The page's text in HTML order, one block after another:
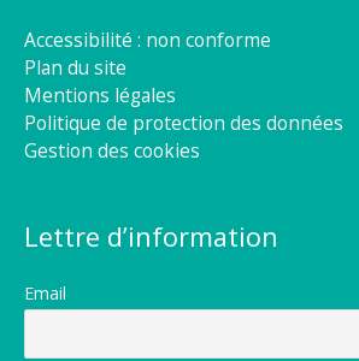
Accessibilité : non conforme
Plan du site
Mentions légales
Politique de protection des données
Gestion des cookies
Lettre d’information
Email